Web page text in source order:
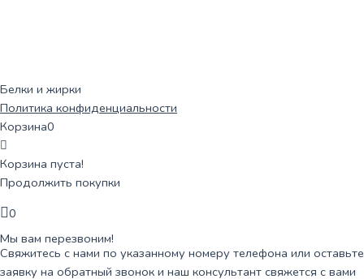
Белки и жирки
Политика конфиденциальности
Корзина0
Корзина пуста!
Продолжить покупки
0
Мы вам перезвоним!
Свяжитесь с нами по указанному номеру телефона или оставьте
заявку на обратный звонок и наш консультант свяжется с вами